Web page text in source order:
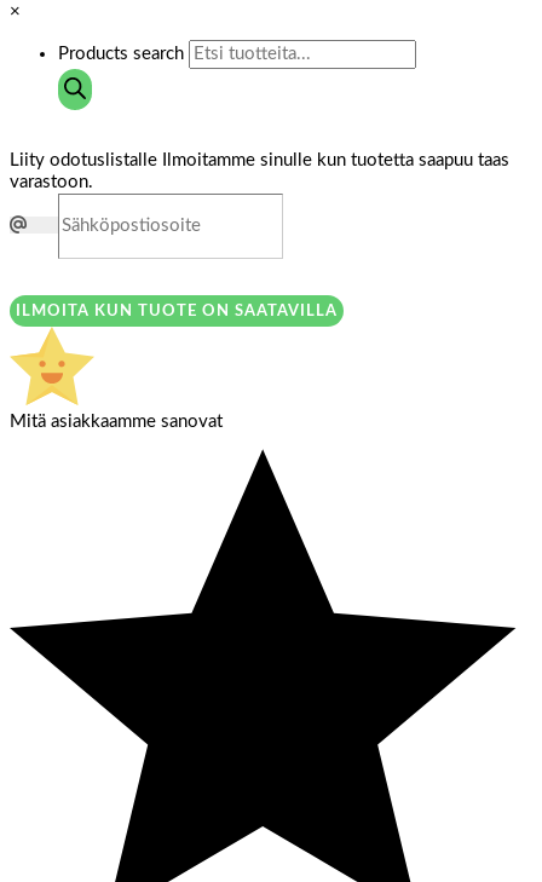
×
Products search
Liity odotuslistalle
Ilmoitamme sinulle kun tuotetta saapuu taas
varastoon.
ILMOITA KUN TUOTE ON SAATAVILLA
Mitä asiakkaamme sanovat